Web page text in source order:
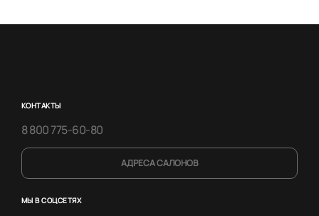
КОНТАКТЫ
8 800 775-60-80
АДРЕСА САЛОНОВ
МЫ В СОЦСЕТЯХ